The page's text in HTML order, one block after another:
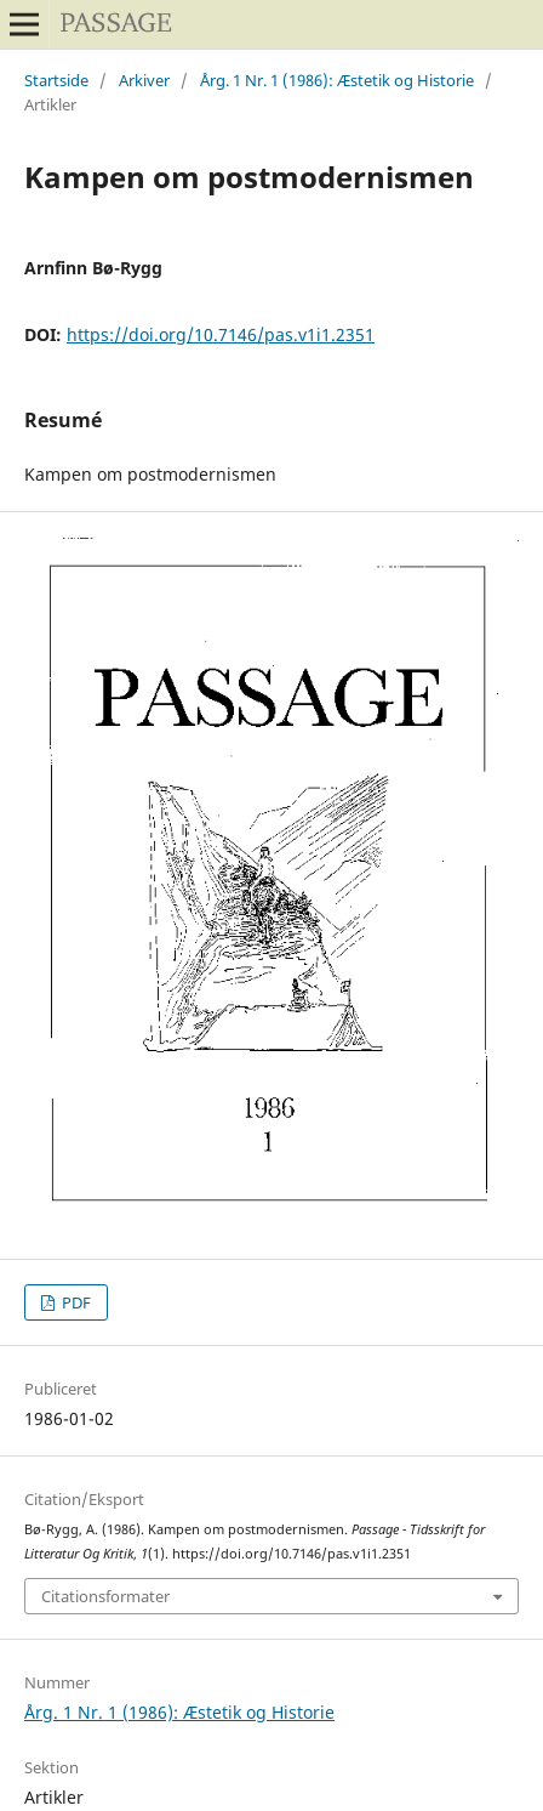
Startside / Arkiver / Årg. 1 Nr. 1 (1986): Æstetik og Historie /
Artikler
Kampen om postmodernismen
Arnfinn Bø-Rygg
DOI: https://doi.org/10.7146/pas.v1i1.2351
Resumé
Kampen om postmodernismen
PDF
Publiceret
1986-01-02
Citation/Eksport
Bø-Rygg, A. (1986). Kampen om postmodernismen. Passage - Tidsskrift for
Litteratur Og Kritik, 1(1). https://doi.org/10.7146/pas.v1i1.2351
Citationsformater
Nummer
Årg. 1 Nr. 1 (1986): Æstetik og Historie
Sektion
Artikler